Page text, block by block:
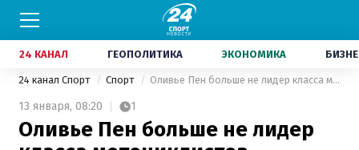
24 КАНАЛ ГЕОПОЛИТИКА ЭКОНОМИКА
24 канал Спорт Спорт Оливье Пен больше не лидер класса мотоциклистов
13 января, 08:20 1
Оливье Пен больше не лидер